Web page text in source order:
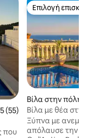
βαθμολογία: 5 στα 5,
5 (55)
που
Επιλογή
Επιλογή
Βίλα στην πόλη
Βίλα με θέα στη
Κοντά στη
Ξύπνα με
απόλαυσε την